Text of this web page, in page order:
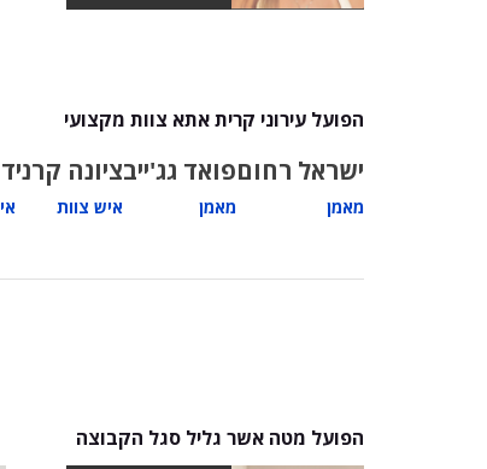
הפועל עירוני קרית אתא צוות מקצועי
ישראל רחום
מאמן
פואד גג'ייב
מאמן
ציונה קרני
איש צוות
הפועל מטה אשר גליל סגל הקבוצה